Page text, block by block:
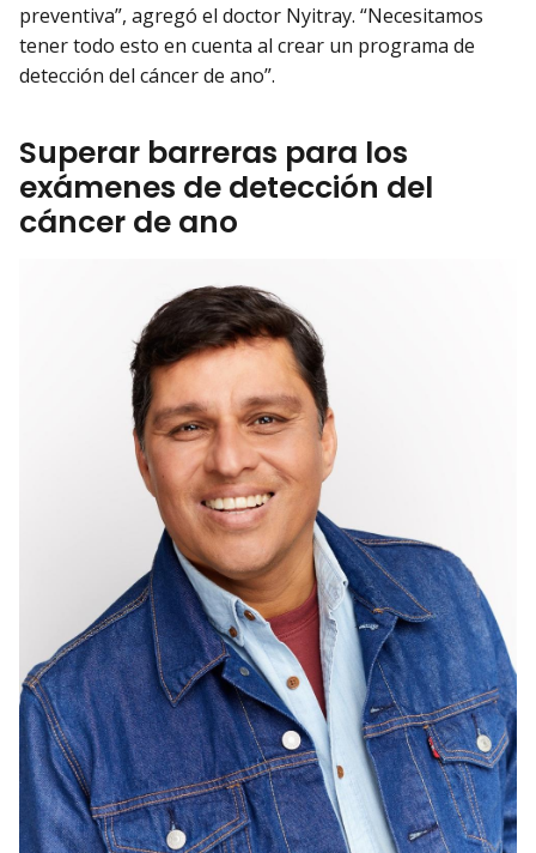
preventiva”, agregó el doctor Nyitray. “Necesitamos
tener todo esto en cuenta al crear un programa de
detección del cáncer de ano”.
Superar barreras para los
exámenes de detección del
cáncer de ano